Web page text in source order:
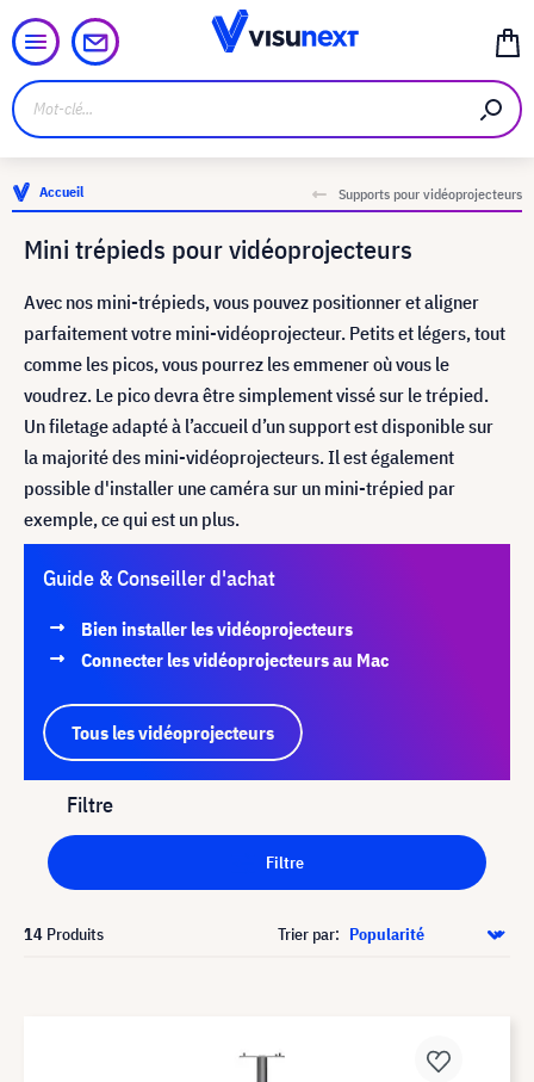
Accueil Supports pour vidéoprojecteurs
Mini trépieds pour vidéoprojecteurs
Avec nos mini-trépieds, vous pouvez positionner et aligner
parfaitement votre mini-vidéoprojecteur. Petits et légers, tout
comme les picos, vous pourrez les emmener où vous le
voudrez. Le pico devra être simplement vissé sur le trépied.
Un filetage adapté à l’accueil d’un support est disponible sur
la majorité des mini-vidéoprojecteurs. Il est également
possible d'installer une caméra sur un mini-trépied par
exemple, ce qui est un plus.
Guide & Conseiller d'achat
Bien installer les vidéoprojecteurs
Connecter les vidéoprojecteurs au Mac
Tous les vidéoprojecteurs
Filtre
Filtre
14 Produits Trier par: